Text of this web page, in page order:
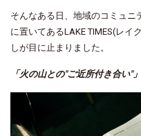
そんなある日、地域のコミュニ
に置いてあるLAKE TIMES(レイ
しが目に止まりました。
「火の山との"ご近所付き合い"」